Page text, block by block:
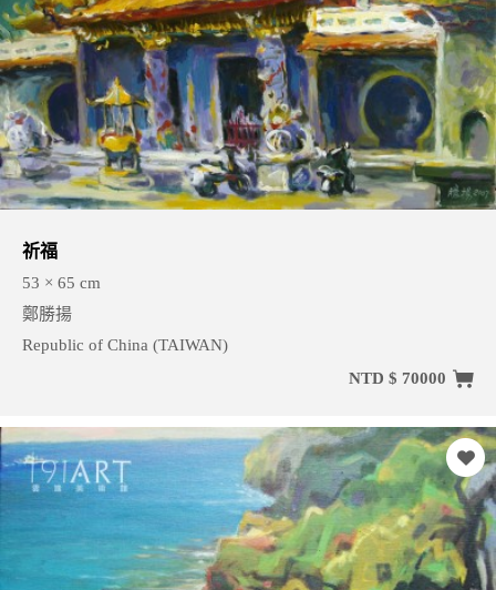
祈福
53 × 65 cm
鄭勝揚
Republic of China (TAIWAN)
NTD $ 70000